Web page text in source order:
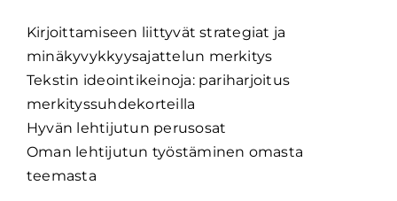
Kirjoittamiseen liittyvät strategiat ja
minäkyvykkyysajattelun merkitys
Tekstin ideointikeinoja: pariharjoitus
merkityssuhdekorteilla
Hyvän lehtijutun perusosat
Oman lehtijutun työstäminen omasta
teemasta